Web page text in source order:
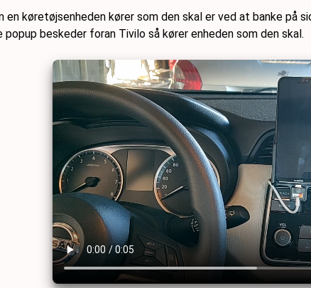
køretøjsenheden kører som den skal er ved at banke på
beskeder foran Tivilo så kører enheden som den skal.